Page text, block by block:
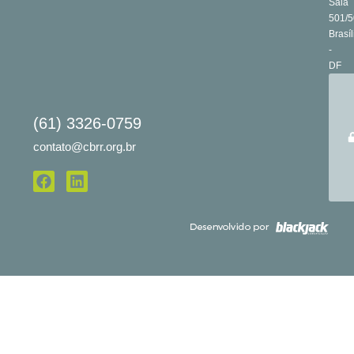
(61) 3326-0759
contato@cbrr.org.br
Sala
501/
-
DF